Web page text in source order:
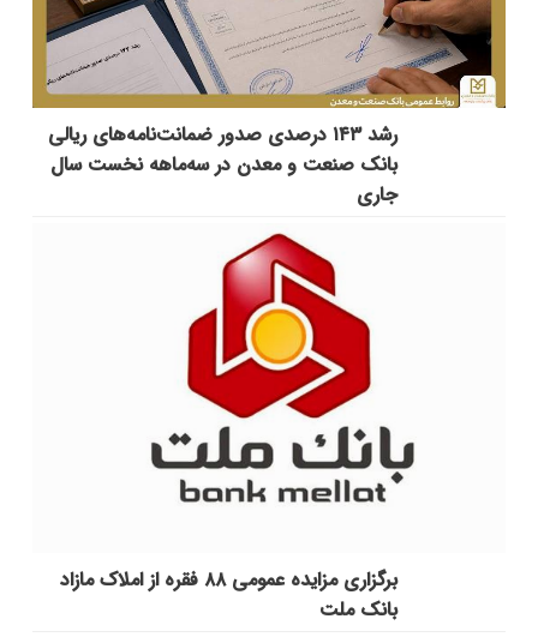
رشد ۱۴۳ درصدی صدور ضمانت‌نامه‌های ریالی
بانک صنعت و معدن در سه‌ماهه نخست سال
جاری
برگزاری مزایده عمومی ۸۸ فقره از املاک مازاد
بانک ملت